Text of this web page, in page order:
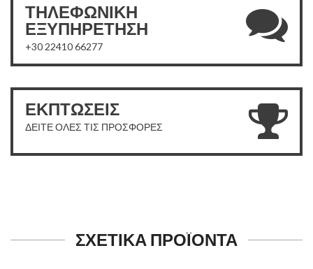
ΤΗΛΕΦΩΝΙΚΗ
ΕΞΥΠΗΡΕΤΗΣΗ
+30 22410 66277
ΕΚΠΤΩΣΕΙΣ
ΔΕΙΤΕ ΟΛΕΣ ΤΙΣ ΠΡΟΣΦΟΡΕΣ
ΣΧΕΤΙΚΑ ΠΡΟΪΟΝΤΑ